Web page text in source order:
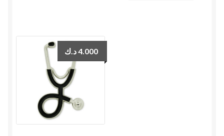
4.000د.ك